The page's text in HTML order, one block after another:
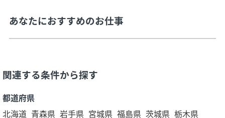
あなたにおすすめのお仕事
関連する条件から探す
都道府県
北海道 青森県 岩手県 宮城県 福島県 茨城県 栃木県